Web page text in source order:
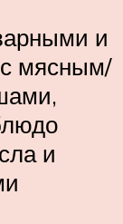
и
мясным/
и